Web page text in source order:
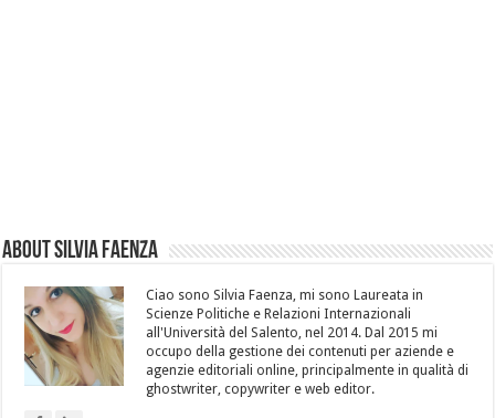
About Silvia Faenza
Ciao sono Silvia Faenza, mi sono Laureata in
Scienze Politiche e Relazioni Internazionali
all'Università del Salento, nel 2014. Dal 2015 mi
occupo della gestione dei contenuti per aziende e
agenzie editoriali online, principalmente in qualità di
ghostwriter, copywriter e web editor.